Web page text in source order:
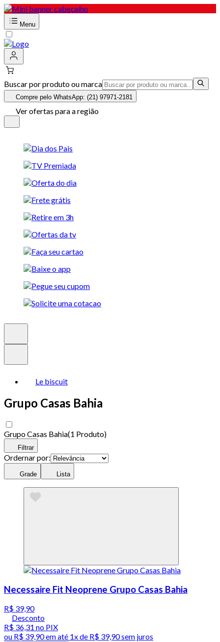
Menu
Buscar por produto ou marca
Compre pelo WhatsApp: (21) 97971-2181
Ver ofertas para a região
Le biscuit
Grupo Casas Bahia
Grupo Casas Bahia(1 Produto)
Filtrar
Ordernar por:
Grade Lista
Necessaire Fit Neoprene Grupo Casas Bahia
R$ 39,90
Desconto
R$ 36,31 no PIX
ou R$ 39,90em até 1x de R$ 39,90sem juros